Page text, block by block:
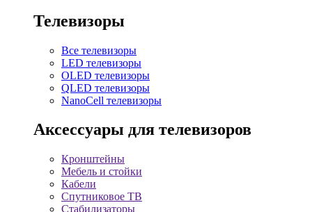
Телевизоры
Все телевизоры
LED телевизоры
OLED телевизоры
QLED телевизоры
NanoCell телевизоры
Аксессуары для телевизоров
Кронштейны
Мебель и стойки
Кабели
Спутниковое ТВ
Стабилизаторы